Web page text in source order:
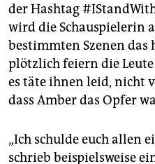
der Hashtag
wird die Schauspielerin
bestimmten Szenen das
plötzlich feiern die
es täte ihnen leid, nicht
dass Amber das Opfer
„Ich schulde euch allen
schrieb beispielsweise